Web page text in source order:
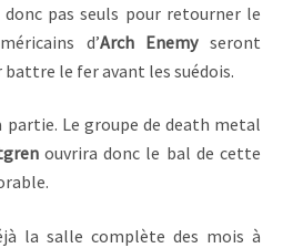
pas seuls pour retourner le
d’Arch Enemyseront
le fer avant les suédois.
partie. Le groupe de death metal
ouvrira donc le bal de cette
la salle complète des mois à